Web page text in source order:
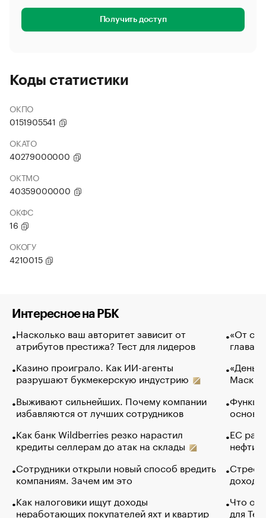
Получить доступ
Коды статистики
ОКПО
0151905541
ОКАТО
40279000000
ОКТМО
40359000000
ОКФС
16
ОКОГУ
4210015
Интересное на РБК
Насколько ваш авторитет зависит от
атрибутов престижа? Тест для лидеров
Казино проиграло. Как ИИ-агенты
разрушают букмекерскую индустрию
Выживают сильнейших. Почему компании
избавляются от лучших сотрудников
Как банк Wildberries резко нарастил
кредиты селлерам до атак на склады
Сотрудники открыли новый способ вредить
компаниям. Зачем им это
Как налоговики ищут доходы
неработающих покупателей яхт и квартир
«От
глава
Маск в
основ
ЕС
нефти
Что
для